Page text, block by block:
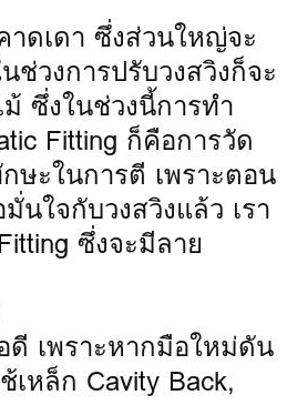
ดเดา ซึ่งส่วนใหญ่จะ
วงการปรับวงสวิงก็จะ
ซึ่งในช่วงนี้การทำ
Fitting ก็คือการวัด
ษะในการตี เพราะตอน
ใจกับวงสวิงแล้ว เรา
ซึ่งจะมีลาย
เพราะหากมือใหม่ดัน
หล็ก Cavity Back,